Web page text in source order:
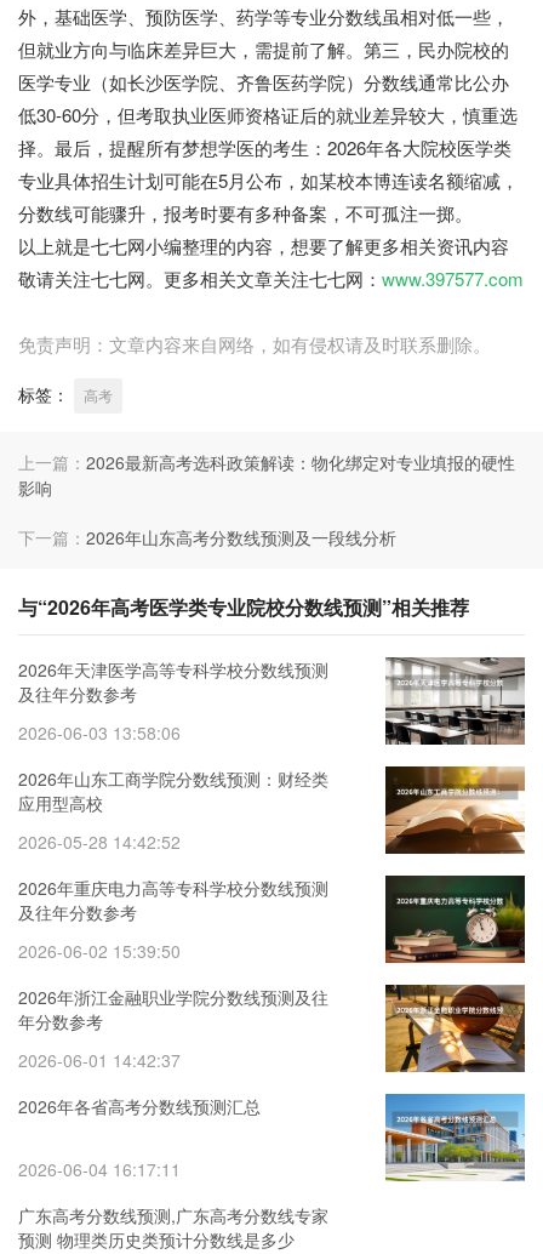
外，基础医学、预防医学、药学等专业分数线虽相对低一些，
但就业方向与临床差异巨大，需提前了解。第三，民办院校的
医学专业（如长沙医学院、齐鲁医药学院）分数线通常比公办
低30-60分，但考取执业医师资格证后的就业差异较大，慎重选
择。最后，提醒所有梦想学医的考生：2026年各大院校医学类
专业具体招生计划可能在5月公布，如某校本博连读名额缩减，
分数线可能骤升，报考时要有多种备案，不可孤注一掷。
以上就是七七网小编整理的内容，想要了解更多相关资讯内容
敬请关注七七网。更多相关文章关注七七网： www.397577.com
免责声明：文章内容来自网络，如有侵权请及时联系删除。
标签： 高考
上一篇： 2026最新高考选科政策解读：物化绑定对专业填报的硬性
影响
下一篇： 2026年山东高考分数线预测及一段线分析
与“2026年高考医学类专业院校分数线预测”相关推荐
2026年天津医学高等专科学校分数线预测
及往年分数参考
2026-06-03 13:58:06
2026年山东工商学院分数线预测：财经类
应用型高校
2026-05-28 14:42:52
2026年重庆电力高等专科学校分数线预测
及往年分数参考
2026-06-02 15:39:50
2026年浙江金融职业学院分数线预测及往
年分数参考
2026-06-01 14:42:37
2026年各省高考分数线预测汇总
2026-06-04 16:17:11
广东高考分数线预测,广东高考分数线专家
预测 物理类历史类预计分数线是多少